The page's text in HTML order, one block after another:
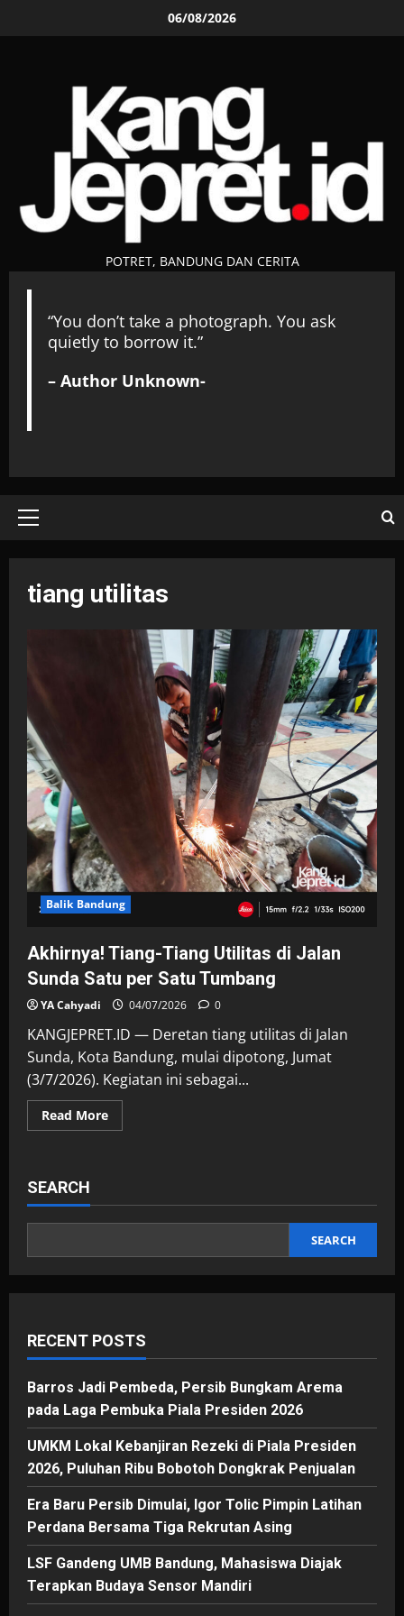
06/08/2026
POTRET, BANDUNG DAN CERITA
“You don’t take a photograph. You ask
quietly to borrow it.”
– Author Unknown-
Primary
tiang utilitas
Balik Bandung
Akhirnya! Tiang-Tiang Utilitas di Jalan
Sunda Satu per Satu Tumbang
YA Cahyadi 04/07/2026 0
KANGJEPRET.ID — Deretan tiang utilitas di Jalan
Sunda, Kota Bandung, mulai dipotong, Jumat
(3/7/2026). Kegiatan ini sebagai...
Read MoreRead
more
di
Sunda
per
Tumbang
SEARCH
SEARCH
RECENT POSTS
Barros Jadi Pembeda, Persib Bungkam Arema
pada Laga Pembuka Piala Presiden 2026
UMKM Lokal Kebanjiran Rezeki di Piala Presiden
2026, Puluhan Ribu Bobotoh Dongkrak Penjualan
Era Baru Persib Dimulai, Igor Tolic Pimpin Latihan
Perdana Bersama Tiga Rekrutan Asing
LSF Gandeng UMB Bandung, Mahasiswa Diajak
Terapkan Budaya Sensor Mandiri